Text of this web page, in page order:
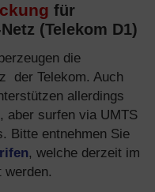
für
(Telekom D1)
die
der Telekom. Auch
allerdings
aber surfen via UMTS
Bitte entnehmen Sie
, welche derzeit im
werden.